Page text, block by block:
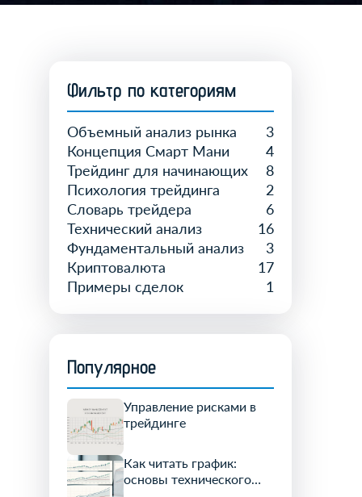
Фильтр по категориям
Объемный анализ рынка
3
Концепция Смарт Мани
4
Трейдинг для начинающих
8
Психология трейдинга
2
Словарь трейдера
6
Технический анализ
16
Фундаментальный анализ
3
Криптовалюта
17
Примеры сделок
1
Популярное
Управление рисками в
трейдинге
Как читать график:
основы технического